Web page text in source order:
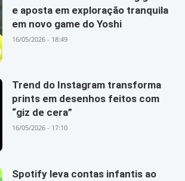
e aposta em exploração tranquila
em novo game do Yoshi
16/05/2026 - 18:49
Trend do Instagram transforma
prints em desenhos feitos com
“giz de cera”
16/05/2026 - 17:10
Spotify leva contas infantis ao